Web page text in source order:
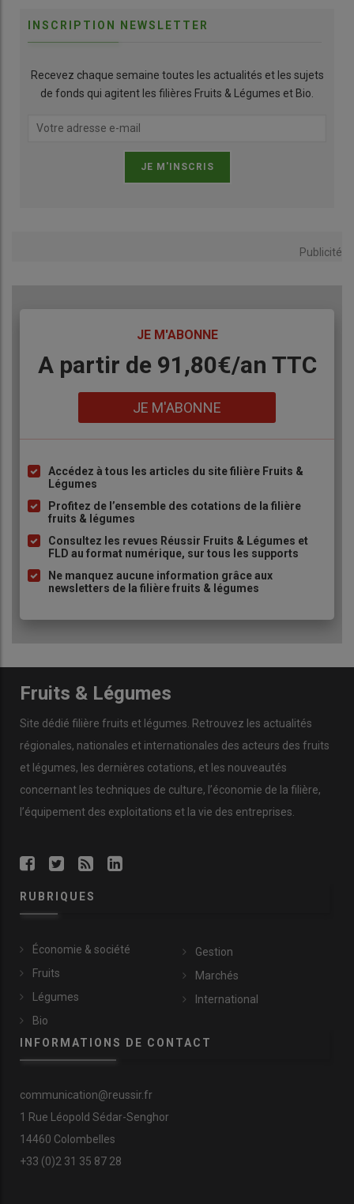
INSCRIPTION NEWSLETTER
Recevez chaque semaine toutes les actualités et les sujets
de fonds qui agitent les filières Fruits & Légumes et Bio.
Publicité
JE M'ABONNE
Body
A partir de 91,80€/an​ TTC
JE M'ABONNE
Liste
puce
Accédez à tous les articles du site filière Fruits &
Légumes
Profitez de l’ensemble des cotations de la filière
fruits & légumes
Consultez les revues Réussir Fruits & Légumes et
FLD au format numérique, sur tous les supports
Ne manquez aucune information grâce aux
newsletters de la filière fruits & légumes
Fruits & Légumes
Site dédié filière fruits et légumes. Retrouvez les actualités
régionales, nationales et internationales des acteurs des fruits
et légumes, les dernières cotations, et les nouveautés
concernant les techniques de culture, l’économie de la filière,
l’équipement des exploitations et la vie des entreprises.
RUBRIQUES
Économie & société
Fruits
Légumes
Bio
Gestion
Marchés
International
INFORMATIONS DE CONTACT
communication@reussir.fr
1 Rue Léopold Sédar-Senghor
14460 Colombelles
+33 (0)2 31 35 87 28